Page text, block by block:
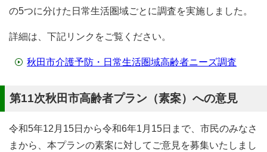
の5つに分けた日常生活圏域ごとに調査を実施しました。
詳細は、下記リンクをご覧ください。
秋田市介護予防・日常生活圏域高齢者ニーズ調査
第11次秋田市高齢者プラン（素案）への意見
令和5年12月15日から令和6年1月15日まで、市民のみなさ
まから、本プランの素案に対してご意見を募集いたしまし